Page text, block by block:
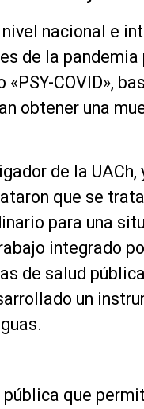
nacional e
de la pandemia
COVID»,
obtener una
de la UACh,
que se
para una
integrado
de salud
un
que